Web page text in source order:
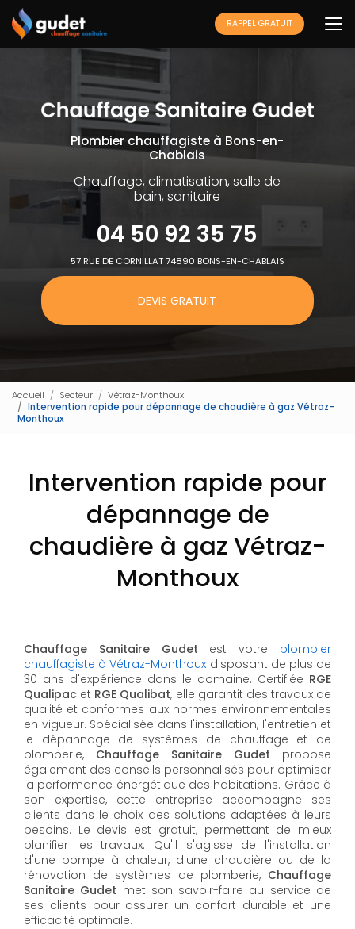
Aller
au
contenu
principal
RAPPEL GRATUIT
Plombier chauffagiste à Bons-en-
Chablais
Chauffage, climatisation, salle de
bain, sanitaire
04 50 92 35 75
57 RUE DE CORNILLAT 74890 BONS-EN-CHABLAIS
DEVIS GRATUIT
Accueil Secteur
Vétraz-Monthoux
Intervention rapide pour dépannage de chaudière à gaz Vétraz-
Monthoux
Intervention rapide pour
dépannage de
chaudière à gaz Vétraz-
Monthoux
Chauffage Sanitaire Gudet est votre plombier
chauffagiste à Vétraz-Monthoux disposant de plus de
30 ans d'expérience dans le domaine. Certifiée RGE
Qualipac et RGE Qualibat, elle garantit des travaux de
qualité et conformes aux normes environnementales
en vigueur. Spécialisée dans l'installation, l'entretien et
le dépannage de systèmes de chauffage et de
plomberie, Chauffage Sanitaire Gudet propose
également des conseils personnalisés pour optimiser
la performance énergétique des habitations. Grâce à
son expertise, cette entreprise accompagne ses
clients dans le choix des solutions adaptées à leurs
besoins. Le devis est gratuit, permettant de mieux
planifier les travaux. Qu'il s'agisse de l'installation
d'une pompe à chaleur, d'une chaudière ou de la
rénovation de systèmes de plomberie,Chauffage
Sanitaire Gudet met son savoir-faire au service de
ses clients pour assurer un confort durable et une
efficacité optimale.